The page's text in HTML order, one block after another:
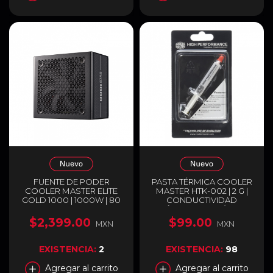
FUENTE DE PODER
COOLER MASTER ELITE
GOLD 1000 | 1000W | 80
MODULAR | COMPATIBLE
CON ATX 3.1 Y PCIE 5.1 |
AFAG-BUS
$2,399.00 MXN
EXISTENCIA: 2
Agregar al carrito
PASTA TÉRMICA COOLER
MASTER HTK-002 | 2 G |
CONDUCTIVIDAD
TÉRMICA 0.8 W/MK |
DIELÉCTRICA NO
CONDUCTORA | PARA
HASTA 177°C | BLANCA |
HTK-002-U1
$99.00 MXN
EXISTENCIA: 98
Agregar al carrito